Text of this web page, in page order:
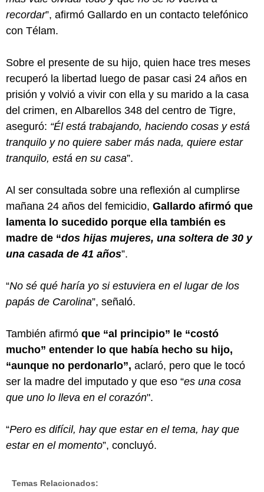
recordar”, afirmó Gallardo en un contacto telefónico
con Télam.
Sobre el presente de su hijo, quien hace tres meses
recuperó la libertad luego de pasar casi 24 años en
prisión y volvió a vivir con ella y su marido a la casa
del crimen, en Albarellos 348 del centro de Tigre,
aseguró: “Él está trabajando, haciendo cosas y está
tranquilo y no quiere saber más nada, quiere estar
tranquilo, está en su casa”.
Al ser consultada sobre una reflexión al cumplirse
mañana 24 años del femicidio, Gallardo afirmó que
lamenta lo sucedido porque ella también es
madre de “dos hijas mujeres, una soltera de 30 y
una casada de 41 años”.
“No sé qué haría yo si estuviera en el lugar de los
papás de Carolina”, señaló.
También afirmó que “al principio” le “costó
mucho” entender lo que había hecho su hijo,
“aunque no perdonarlo”, aclaró, pero que le tocó
ser la madre del imputado y que eso “es una cosa
que uno lo lleva en el corazón".
“Pero es difícil, hay que estar en el tema, hay que
estar en el momento”, concluyó.
Temas Relacionados: